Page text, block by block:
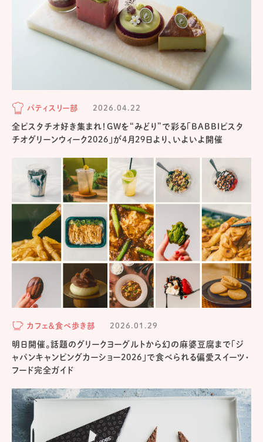
パティスリー部 2026.04.22
全ピスタチオ好き集まれ！GWを“みどり”で彩る「BABBIピスタ
チオグリーンウィーク2026」が4月29日より、いよいよ開催
カフェ＆食べ歩き部 2026.01.29
明日開催。話題のグリークヨーグルトから幻の麻婆豆腐まで「ジ
ャパンキャンピングカーショー2026」で食べられる偏愛スイーツ・
フード完全ガイド